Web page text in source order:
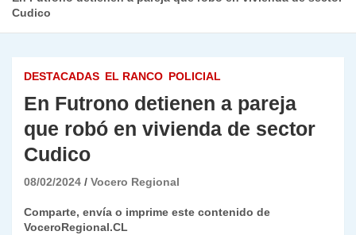
Cudico
DESTACADAS EL RANCO POLICIAL
En Futrono detienen a pareja
que robó en vivienda de sector
Cudico
08/02/2024 Vocero Regional
Comparte, envía o imprime este contenido de
VoceroRegional.CL